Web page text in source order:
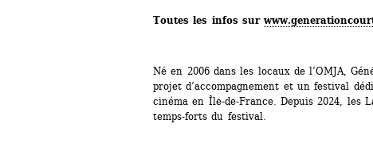
Toutes les infos sur
Né en 2006 dans les locaux de l’OMJA,
projet d’accompagnement et un festival
cinéma en Île-de-France. Depuis 2024, les
temps-forts du festival.